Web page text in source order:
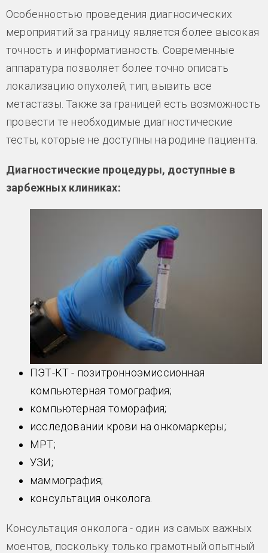
Особенностью проведения диагносических
мероприятий за границу является более высокая
точность и информативность. Современные
аппаратура позволяет более точно описать
локализацию опухолей, тип, вывить все
метастазы. Также за границей есть возможность
провести те необходимые диагностические
тесты, которые не доступны на родине пациента.
Диагностические процедуры, доступные в
зарбежных клиниках:
ПЭТ-КТ - позитронноэмиссионная
компьютерная томография;
компьютерная томорафия;
исследовании крови на онкомаркеры;
МРТ;
УЗИ;
маммография;
консультация онколога.
Консультация онколога - один из самых важных
моентов, поскольку только грамотный опытный